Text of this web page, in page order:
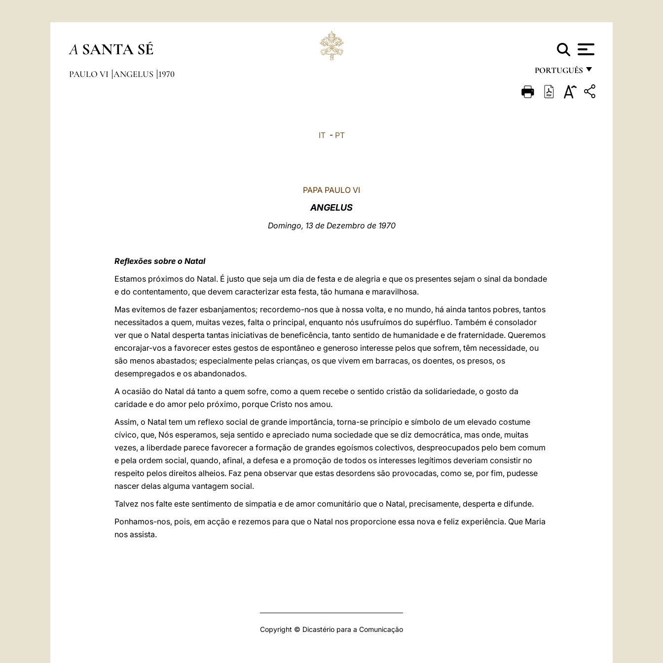
A SANTA SÉ
PORTUGUÊS
FRANÇAIS
PAULO VI ANGELUS 1970
IT- PT
PAPA PAULO VI
ANGELUS
Domingo, 13 de Dezembro de 1970
Reflexões sobre o Natal
Estamos próximos do Natal. É justo que seja um dia de festa e de alegria e que os presentes sejam o sinal da bondade
e do contentamento, que devem caracterizar esta festa, tão humana e maravilhosa.
Mas evitemos de fazer esbanjamentos; recordemo-nos que à nossa volta, e no mundo, há ainda tantos pobres, tantos
necessitados a quem, muitas vezes, falta o principal, enquanto nós usufruímos do supérfluo. Também é consolador
ver que o Natal desperta tantas iniciativas de beneficência, tanto sentido de humanidade e de fraternidade. Queremos
encorajar-vos a favorecer estes gestos de espontâneo e generoso interesse pelos que sofrem, têm necessidade, ou
são menos abastados; especialmente pelas crianças, os que vivem em barracas, os doentes, os presos, os
desempregados e os abandonados.
A ocasião do Natal dá tanto a quem sofre, como a quem recebe o sentido cristão da solidariedade, o gosto da
caridade e do amor pelo próximo, porque Cristo nos amou.
Assim, o Natal tem um reflexo social de grande importância, torna-se princípio e símbolo de um elevado costume
cívico, que, Nós esperamos, seja sentido e apreciado numa sociedade que se diz democrática, mas onde, muitas
vezes, a liberdade parece favorecer a formação de grandes egoísmos colectivos, despreocupados pelo bem comum
e pela ordem social, quando, afinal, a defesa e a promoção de todos os interesses legítimos deveriam consistir no
respeito pelos direitos alheios. Faz pena observar que estas desordens são provocadas, como se, por fim, pudesse
nascer delas alguma vantagem social.
Talvez nos falte este sentimento de simpatia e de amor comunitário que o Natal, precisamente, desperta e difunde.
Ponhamos-nos, pois, em acção e rezemos para que o Natal nos proporcione essa nova e feliz experiência. Que Maria
nos assista.
Copyright © Dicastério para a Comunicação